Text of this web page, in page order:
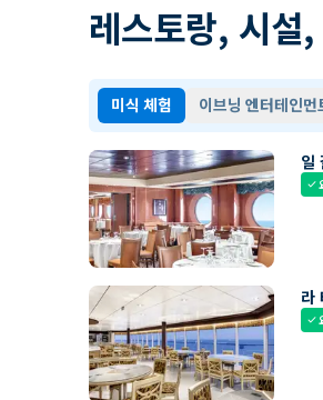
레스토랑, 시설
미식 체험 이브닝 엔터테인먼
일
check
라
check